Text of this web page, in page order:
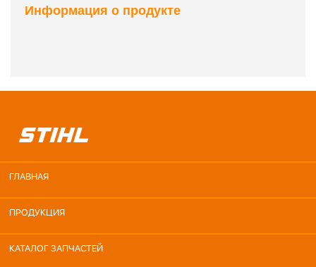
Информация о продукте
ГЛАВНАЯ
ПРОДУКЦИЯ
КАТАЛОГ ЗАПЧАСТЕЙ